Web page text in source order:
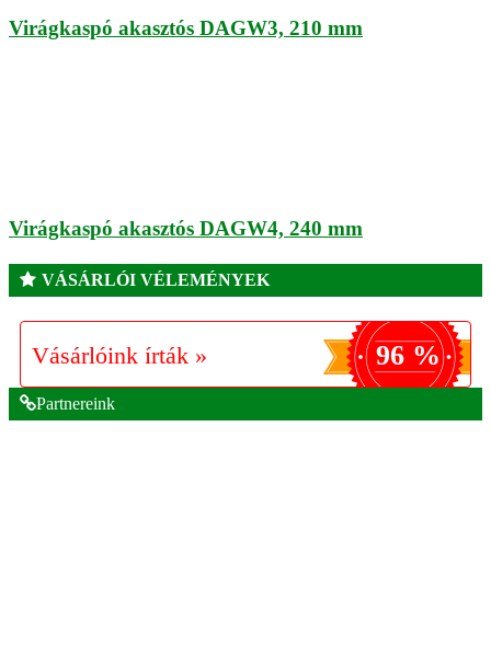
Virágkaspó akasztós DAGW3, 210 mm
Virágkaspó akasztós DAGW4, 240 mm
VÁSÁRLÓI VÉLEMÉNYEK
Vásárlóink írták » 96 %
Partnereink